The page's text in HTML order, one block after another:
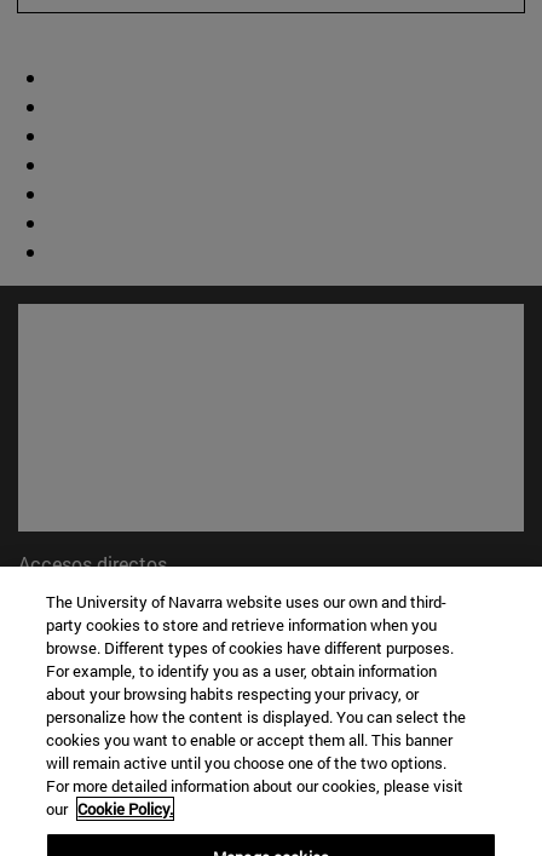
Accesos directos
Biblioteca
(abre en nueva ventana)
Mi correo(abre en nueva ventana)
Aula virtual ADI(abre en nueva ventana)
Búsqueda de personas(abre en nueva ventana)
Trabaja con nosotros(abre en nueva ventana)
Información
TFNO +34 948 42 56 00
¿QUÉ GRADO TE INTERESA?
¿QUÉ MÁSTER TE INTERESA?
The University of Navarra website uses our own and third-
party cookies to store and retrieve information when you
browse. Different types of cookies have different purposes.
For example, to identify you as a user, obtain information
about your browsing habits respecting your privacy, or
personalize how the content is displayed. You can select the
cookies you want to enable or accept them all. This banner
will remain active until you choose one of the two options.
For more detailed information about our cookies, please visit
our Cookie Policy.